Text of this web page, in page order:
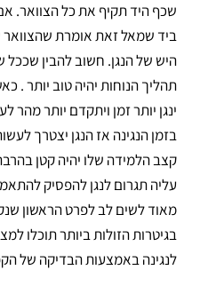
שכף היד תקיף את כל הצוואר.
ביד שמאל זאת אומרת
היש של הנגן. חשוב להבין
תהליך הנוחות יהיה טוב יותר .
ינגן יותר זמן ויתקדם יותר מהר
בזמן הנגינה אז הנגן יצטרך
קצב הלמידה שלו יהיה קטן
עליה תגרום לנגן להפסיק
מאוד לשים לב לפרט הראשון
בגיטרות הזולות ביותר תוכלו
לנגינה באמצעות הבדיקה של